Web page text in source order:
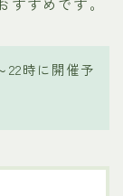
22時に開催予